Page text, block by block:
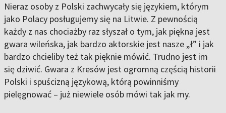
Nieraz osoby z Polski zachwycały się językiem, którym
jako Polacy posługujemy się na Litwie. Z pewnością
każdy z nas chociażby raz słyszał o tym, jak piękna jest
gwara wileńska, jak bardzo aktorskie jest nasze „ł” i jak
bardzo chcieliby też tak pięknie mówić. Trudno jest im
się dziwić. Gwara z Kresów jest ogromną częścią historii
Polski i spuścizną językową, którą powinniśmy
pielęgnować – już niewiele osób mówi tak jak my.